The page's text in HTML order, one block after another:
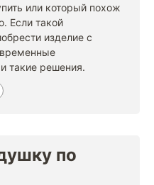
или который похож
Если такой
изделие с
такие решения.
по